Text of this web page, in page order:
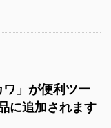
ワ」が便利ツー
に追加されます